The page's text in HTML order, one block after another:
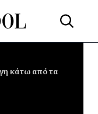
κάτω από τα